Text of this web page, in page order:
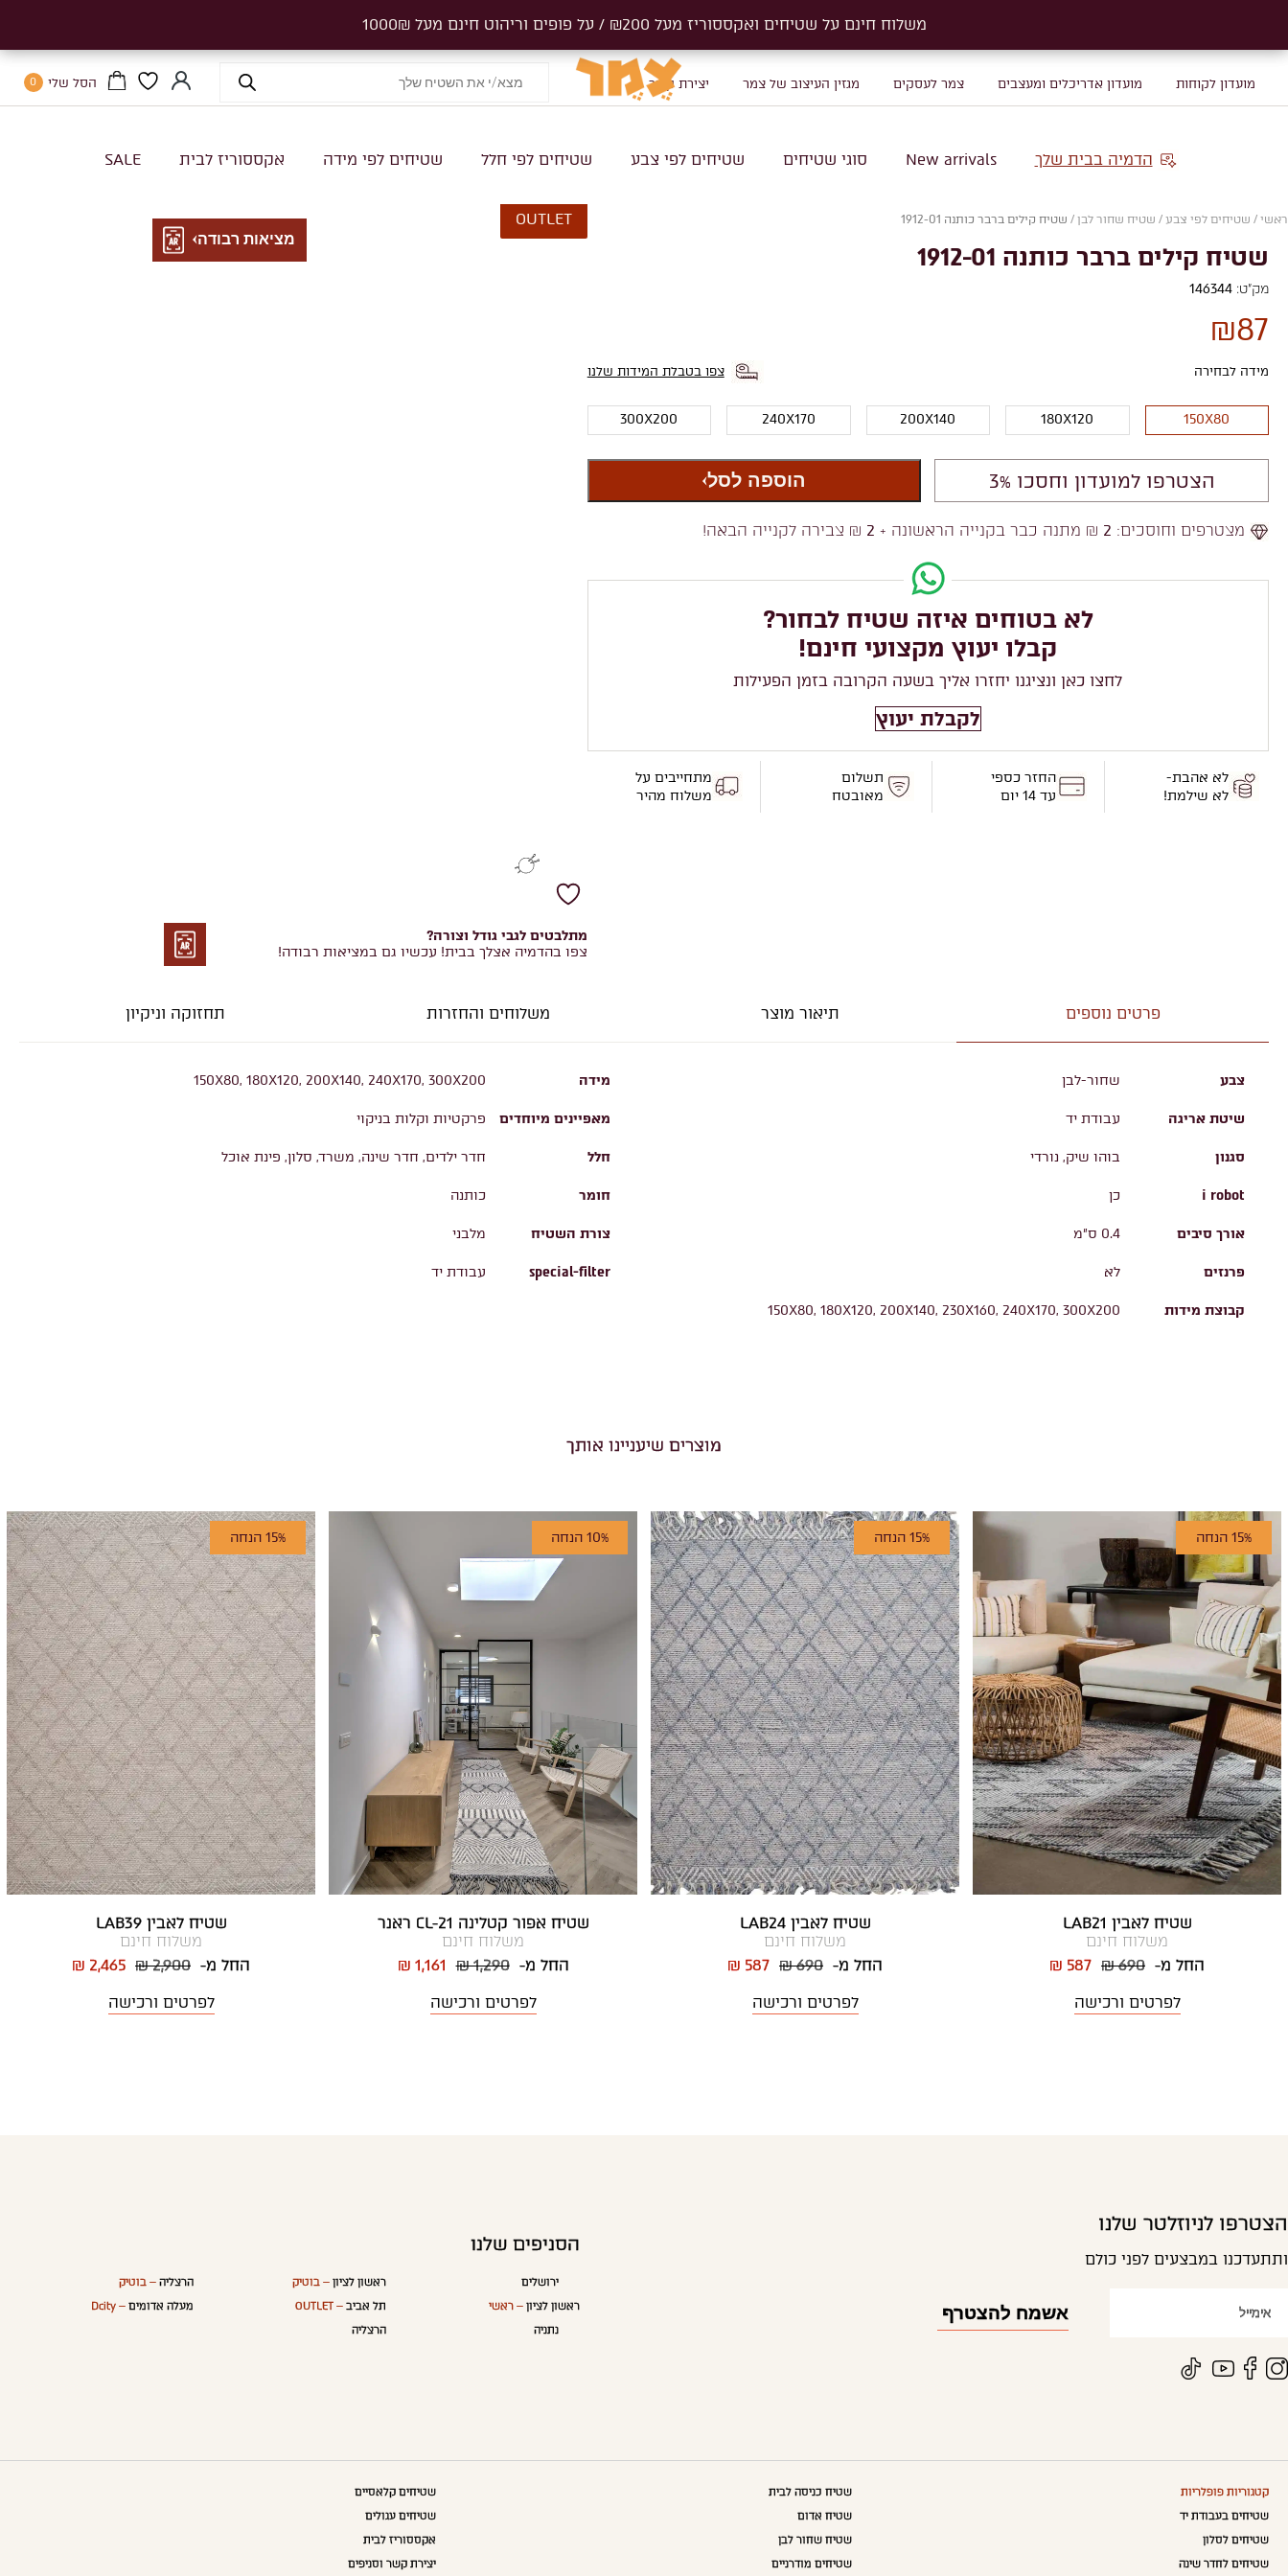
מועדון לקוחות מועדון אדריכלים ומעצבים צמר לעסקים מגזין העיצוב של צמר יצירת קשר הסל שלי 0
הדמיה בבית שלך New arrivals סוגי שטיחים שטיחים לפי צבע שטיחים לפי חלל שטיחים לפי מידה אקססוריז לבית SALE
ראשי / שטיחים לפי צבע / שטיח שחור לבן / שטיח קילים ברבר כותנה 1912-01
שטיח קילים ברבר כותנה 1912-01
מק"ט: 146344
₪87
מידה לבחירה צפו בטבלת המידות שלנו
150X80
180X120
200X140
240X170
300X200
הצטרפו למועדון וחסכו 3% הוספה לסל
מצטרפים וחוסכים: 2 ₪ מתנה כבר בקנייה הראשונה + 2 ₪ צבירה לקנייה הבאה!
לא בטוחים איזה שטיח לבחור?
קבלו יעוץ מקצועי חינם!
לחצו כאן ונציגנו יחזרו אליך בשעה הקרובה בזמן הפעילות
לקבלת יעוץ
לא אהבת-
לא שילמת!
החזר כספי
עד 14 יום
תשלום
מאובטח
מתחייבים על
משלוח מהיר
מציאות רבודה
מתלבטים לגבי גודל וצורה?
צפו בהדמיה אצלך בבית! עכשיו גם במציאות רבודה!
OUTLET
פרטים נוספים תיאור מוצר משלוחים והחזרות תחזוקה וניקיון
צבע שחור-לבן מידה 150X80, 180X120, 200X140, 240X170, 300X200
שיטת אריגה עבודת יד מאפיינים מיוחדים פרקטיות וקלות בניקוי
סגנון בוהו שיק, נורדי חלל חדר ילדים, חדר שינה, משרד, סלון, פינת אוכל
i robot כן חומר כותנה
אורך סיבים 0.4 ס"מ צורת השטיח מלבני
פרנזים לא special-filter עבודת יד
קבוצת מידות 150X80, 180X120, 200X140, 230X160, 240X170, 300X200
מוצרים שיעניינו אותך
15% הנחה
שטיח לאבין LAB21
משלוח חינם
החל מ- ₪ 690
₪ 587
לפרטים ורכישה
15% הנחה
שטיח לאבין LAB24
משלוח חינם
החל מ- ₪ 690
₪ 587
לפרטים ורכישה
10% הנחה
שטיח אפור קטלינה CL-21 ראנר
משלוח חינם
החל מ-₪ 1,290
₪ 1,161
לפרטים ורכישה
15% הנחה
שטיח לאבין LAB39
משלוח חינם
החל מ- ₪ 2,900
₪ 2,465
לפרטים ורכישה
הצטרפו לניוזלטר שלנו
ותתעדכנו במבצעים לפני כולם
הסניפים שלנו
ירושלים
ראשון לציון – ראשי
נתניה
ראשון לציון– בוטיק
תל אביב– OUTLET
הרצליה
הרצליה– בוטיק
מעלה אדומים – Dcity
קטגוריות פופלריות
שטיחים בעבודת יד
שטיחים לסלון
שטיחים לחדר שינה
שטיח כניסה לבית
שטיח אדום
שטיח שחור לבן
שטיחים מודרניים
שטיחים קלאסיים
שטיחים עגולים
אקססוריז לבית
יצירת קשר וסניפים
משלוח חינם על שטיחים ואקססוריז מעל ₪200 / על פופים וריהוט חינם מעל 1000₪
משלוח חינם על שטיחים ואקססוריז מעל ₪200 / על פופים וריהוט חינם מעל 1000₪